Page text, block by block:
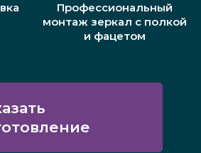
Профессиональный
монтаж зеркал с полкой
и фацетом